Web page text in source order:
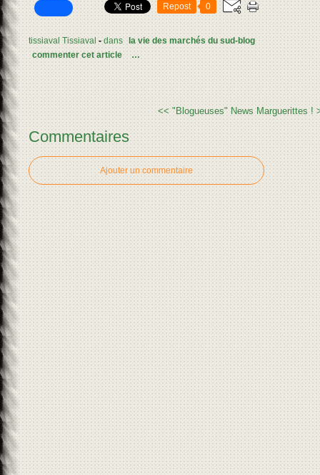
Repost 0
tissiaval Tissiaval -dans la vie des marchés du sud-blog
commenter cet article
…
<< "Blogueuses" News Marguerittes !
Commentaires
Ajouter un commentaire